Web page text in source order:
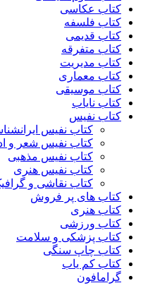
کتاب عکاسی
کتاب فلسفه
کتاب قدیمی
کتاب متفرقه
کتاب مدیریت
کتاب معماری
کتاب موسیقی
کتاب نایاب
کتاب نفیس
کتاب نفیس
کتاب نفیس شعر و
کتاب نفیس مذهبی
کتاب نفیس هنری
کتاب نقاشی و
کتاب های پر فروش
کتاب هنری
کتاب ورزشی
کتاب پزشکی و سلامت
کتاب چاپ سنگی
کتاب کم یاب
گرامافون